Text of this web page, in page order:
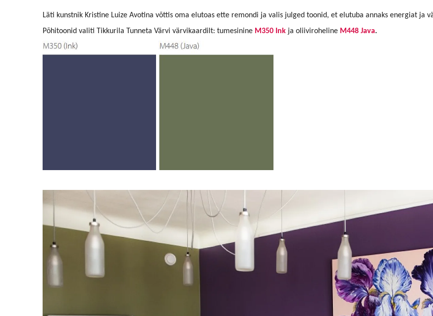
Läti kunstnik Kristine Luize Avotina võttis oma elutoas ette remondi ja valis julged toonid, et elutuba annaks energiat ja
Põhitoonid valiti Tikkurila Tunneta Värvi värvikaardilt: tumesinine M350 Ink ja oliiviroheline M448 Java.